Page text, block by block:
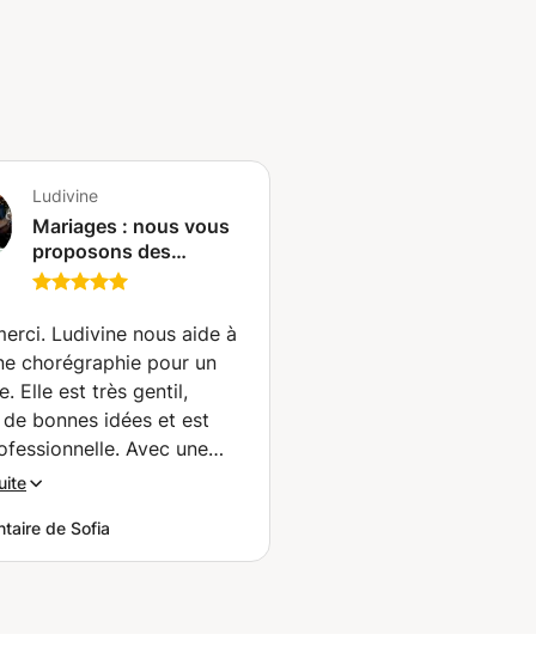
Ludivine
Mariages : nous vous
proposons des
chorégraphies latines
évènements !
(Mondorf-les-Bains)
Ludivine nous aide à
chorégraphie pour un
Elle est très gentil,
bonnes idées et est
Avec une
agréable d’enseigner.
de Sofia